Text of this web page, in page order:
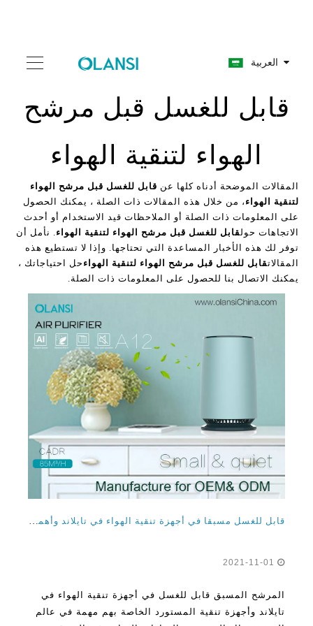
العربية
قابل للغسل قبل مرشح
الهواء لتنقية الهواء
المقالات الموضحة أدناه كلها عن قابل للغسل قبل مرشح الهواء
لتنقية الهواء ، من خلال هذه المقالات ذات الصلة ، يمكنك الحصول
على المعلومات ذات الصلة أو الملاحظات قيد الاستخدام أو أحدث
الاتجاهات حولقابل للغسل قبل مرشح الهواء لتنقية الهواء. نأمل أن
توفر لك هذه الأخبار المساعدة التي تحتاجها. وإذا لا تستطيع هذه
المقالاتقابل للغسل قبل مرشح الهواء لتنقية الهواء حل احتياجاتك ،
يمكنك الاتصال بنا للحصول على المعلومات ذات الصلة.
قابل للغسل مسبقا في أجهزة تنقية الهواء في تايلاند وأهميتها
المرشح المسبق قابل للغسل في أجهزة تنقية الهواء في
تايلاند وأجهزة تنقية المستورد الخاصة بهم مهمة في عالم